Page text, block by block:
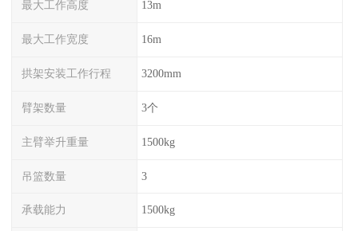
最大工作高度 13m
最大工作宽度 16m
拱架安装工作行程 3200mm
臂架数量 3个
主臂举升重量 1500kg
吊篮数量 3
承载能力 1500kg